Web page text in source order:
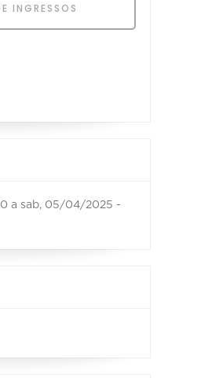
INGRESSOS
a sab, 05/04/2025 -